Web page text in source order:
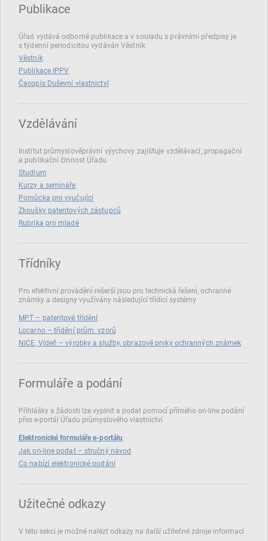
Publikace
Úřad vydává odborné publikace a v souladu s právními předpisy je
s týdenní periodicitou vydáván Věstník
Věstník
Publikace IPPV
Časopis Duševní vlastnictví
Vzdělávání
Institut průmyslověprávní výychovy zajišťuje vzdělávací, propagační
a publikační činnost Úřadu
Studium
Kurzy a semináře
Pomůcka pro vyučující
Zkoušky patentových zástupců
Rubrika pro mladé
Třídníky
Pro efektivní provádění rešerší jsou pro technická řešení, ochranné
známky a designy využívány následující třídící systémy
MPT – patentové třídění
Locarno – třídění prům. vzorů
NICE, Vídeň – výrobky a služby, obrazové prvky ochranných známek
Formuláře a podání
Přihlášky a žádosti lze vyplnit a podat pomocí přímého on‑line podání
přes e‑portál Úřadu průmyslového vlastnictví
Elektronické formuláře e-portálu
Jak on-line podat – stručný návod
Co nabízí elektronické podání
Užitečné odkazy
V této sekci je možné nalézt odkazy na další užitečné zdroje informací